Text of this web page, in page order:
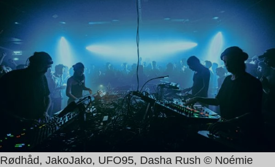
Rødhåd, JakoJako, UFO95, Dasha Rush © Noémie